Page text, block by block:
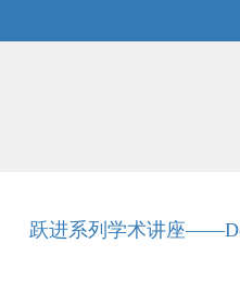
跃进系列学术讲座